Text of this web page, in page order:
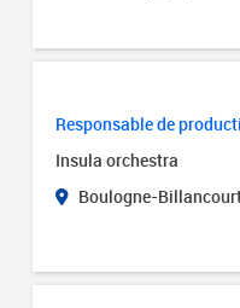
Responsable de
Insula orchestra
Boulogne-